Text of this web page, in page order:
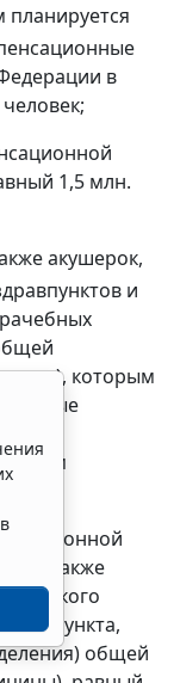
планируется
в
1,5 млн.
акушерок,
и
которым
а также
пункта,
общей